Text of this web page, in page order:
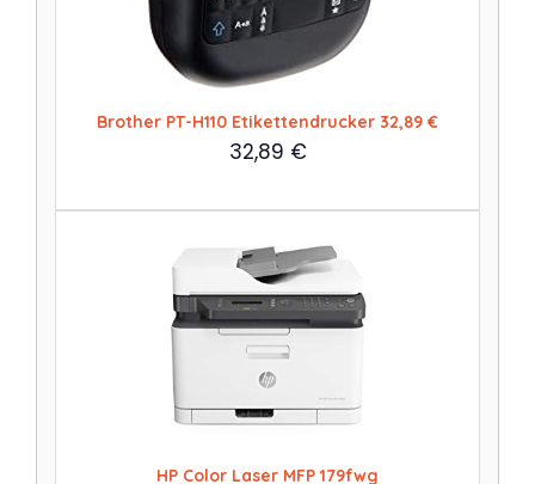
Brother PT-H110 Etikettendrucker 32,89 €
32,89 €
HP Color Laser MFP 179fwg